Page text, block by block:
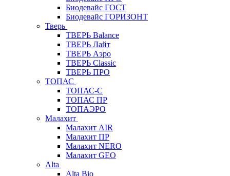
Биодевайс ГОСТ
Биодевайс ГОРИЗОНТ
Тверь
ТВЕРЬ Balance
ТВЕРЬ Лайт
ТВЕРЬ Аэро
ТВЕРЬ Classic
ТВЕРЬ ПРО
ТОПАС
ТОПАС-С
ТОПАС ПР
ТОПАЭРО
Малахит
Малахит AIR
Малахит ПР
Малахит NERO
Малахит GEO
Alta
Alta Bio